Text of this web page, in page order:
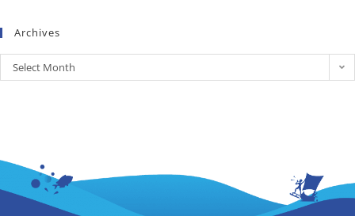
Archives
Select Month